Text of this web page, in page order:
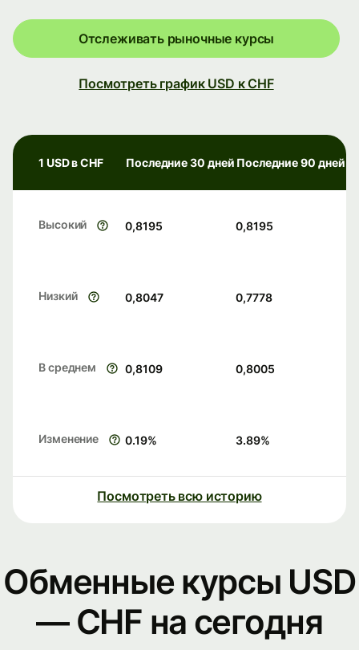
Отслеживать рыночные курсы
Посмотреть график USD к CHF
1 USD в CHF Последние 30 дней Последние 90 дней
Высокий 0,8195 0,8195
Низкий 0,8047 0,7778
В среднем 0,8109 0,8005
Изменение 0.19% 3.89%
Посмотреть всю историю
Обменные курсы USD
— CHF на сегодня